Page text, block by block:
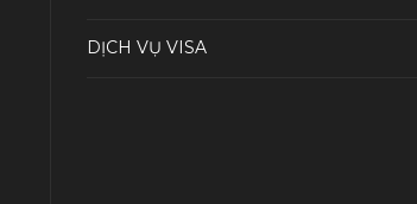
DỊCH VỤ VISA